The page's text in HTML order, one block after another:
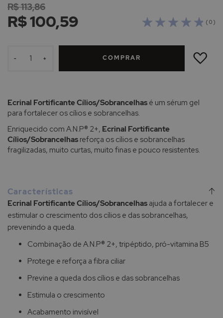
imagens
( 0 )
R$ 100,59
R$ 113,86
- + COMPRAR
ADICIONAR
LISTA
Ecrinal Fortificante Cílios/Sobrancelhas é um sérum gel
para fortalecer os cílios e sobrancelhas.
Enriquecido com A.N.P® 2+, Ecrinal Fortificante
Cílios/Sobrancelhas reforça os cílios e sobrancelhas
fragilizadas, muito curtas, muito finas e pouco resistentes.
Características
Ecrinal Fortificante Cílios/Sobrancelhas ajuda a fortalecer e
estimular o crescimento dos cílios e das sobrancelhas,
prevenindo a queda.
Combinação de A.N.P® 2+, tripéptido, pró-vitamina B5
Protege e reforça a fibra ciliar
Previne a queda dos cílios e das sobrancelhas
Estimula o crescimento
Acabamento invisível